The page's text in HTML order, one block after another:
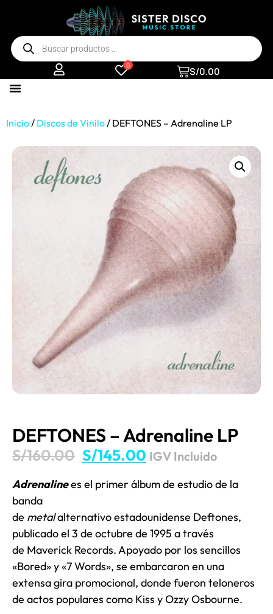
0 S/0.00
Inicio/ Discos de Vinilo/ DEFTONES – Adrenaline LP
DEFTONES – Adrenaline LP
S/160.00 S/145.00 IGV Incluido
Adrenalinees el primer álbum de estudio de la
banda
de metalalternativo estadounidense Deftones,
publicado el 3 de octubre de 1995 a través
de Maverick Records. Apoyado por los sencillos
«Bored» y «7 Words», se embarcaron en una
extensa gira promocional, donde fueron teloneros
de actos populares como Kiss y Ozzy Osbourne.